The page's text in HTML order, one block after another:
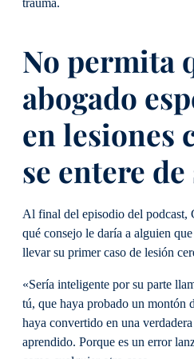
trauma.
No permita
abogado
en lesiones
se entere de
Al final del episodio del podcast,
qué consejo le daría a alguien
llevar su primer caso de lesión
«Sería inteligente por su parte
tú, que haya probado un
haya convertido en una
aprendido. Porque es un error